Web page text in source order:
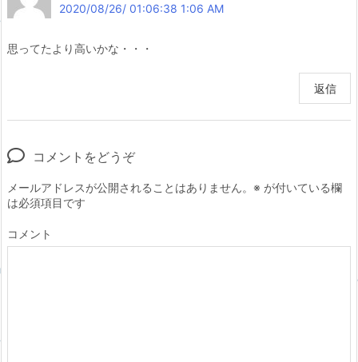
2020/08/26/ 01:06:38 1:06 AM
思ってたより高いかな・・・
返信
コメントをどうぞ
メールアドレスが公開されることはありません。 ※ が付いている欄
は必須項目です
コメント